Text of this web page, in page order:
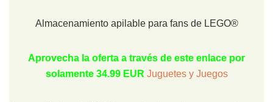
Almacenamiento apilable para fans de LEGO®
Aprovecha la oferta a través de este enlace por
solamente 34.99 EUR Juguetes y Juegos